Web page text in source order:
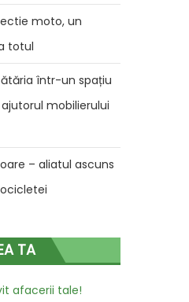
moto, un
totul
într-un spațiu
mobilierului
– aliatul ascuns
TA
afacerii tale!